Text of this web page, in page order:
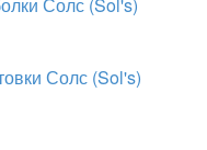
Солс (Sol's)